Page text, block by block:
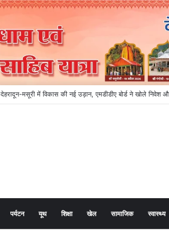
देहरादून-मसूरी में विकास की नई उड़ान, एमडीडीए बोर्ड ने खोले निवेश
पर्यटन यूथ शिक्षा खेल सामाजिक स्वास्थ्य